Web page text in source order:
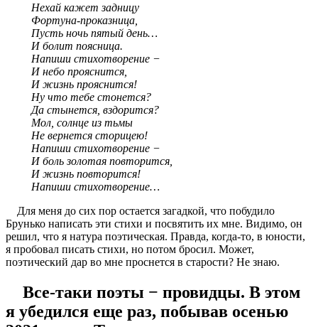
Нехай кажет задницу
Фортуна-проказница,
Пусть ночь пятый день…
И болит поясница.
Напиши стихотворение −
И небо прояснится,
И жизнь прояснится!
Ну что тебе стонется?
Да стынется, вздорится?
Мол, солнце из тьмы
Не вернется сторицею!
Напиши стихотворение −
И боль золотая повторится,
И жизнь повторится!
Напиши стихотворение…
Для меня до сих пор остается загадкой, что побудило
Брунько написать эти стихи и посвятить их мне. Видимо, он
решил, что я натура поэтическая. Правда, когда-то, в юности,
я пробовал писать стихи, но потом бросил. Может,
поэтический дар во мне проснется в старости? Не знаю.
Все-таки поэты − провидцы. В этом
я убедился еще раз, побывав осенью